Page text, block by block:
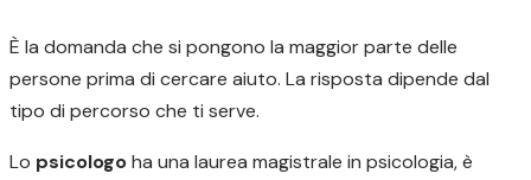
È la domanda che si pongono la maggior parte delle
persone prima di cercare aiuto. La risposta dipende dal
tipo di percorso che ti serve.
Lo psicologoha una laurea magistrale in psicologia, è